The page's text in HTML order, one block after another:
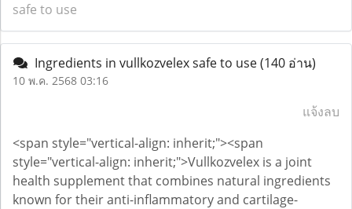
safe to use
Ingredients in vullkozvelex safe to use(140 อ่าน)
10 พ.ค. 2568 03:16
แจ้งลบ
<span style="vertical-align: inherit;"><span
style="vertical-align: inherit;">Vullkozvelex is a joint
health supplement that combines natural ingredients
known for their anti-inflammatory and cartilage-